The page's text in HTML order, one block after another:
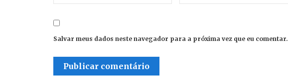
Salvar meus dados neste navegador para a próxima vez que eu comentar.